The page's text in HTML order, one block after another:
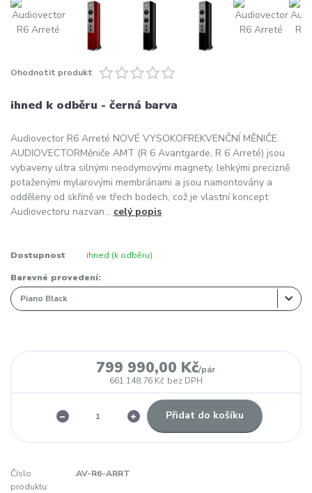
Ohodnotit produkt
ihned k odběru - černá barva
Audiovector R6 Arreté NOVÉ VYSOKOFREKVENČNÍ MĚNIČE
AUDIOVECTORMěniče AMT (R 6 Avantgarde, R 6 Arreté) jsou
vybaveny ultra silnými neodymovými magnety, lehkými precizně
potaženými mylarovými membránami a jsou namontovány a
odděleny od skříně ve třech bodech, což je vlastní koncept
Audiovectoru nazvan... celý popis
Dostupnost ihned (k odběru)
Barevné provedení:
799 990,00 Kč/pár
661 148,76 Kč bez DPH
Přidat do košíku
Číslo
produktu:
AV-R6-ARRT